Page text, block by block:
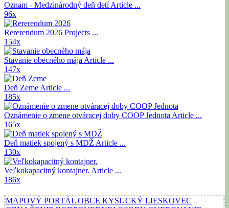
Oznam - Medzinárodný deň detíArticle ...
96x
Rererendum 2026 Projects ...
154x
Stavanie obecného mája Article ...
147x
Deň Zeme Article ...
185x
Oznámenie o zmene otváracej doby COOP Jednota Article ...
165x
Deň matiek spojený s MDŽ Article ...
130x
Veľkokapacitný kontajner. Article ...
186x
MAPOVÝ PORTÁL OBCE KYSUCKÝ LIESKOVEC